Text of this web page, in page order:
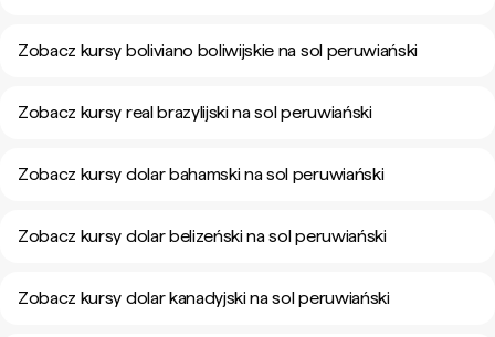
Zobacz kursy boliviano boliwijskie na sol peruwiański
Zobacz kursy real brazylijski na sol peruwiański
Zobacz kursy dolar bahamski na sol peruwiański
Zobacz kursy dolar belizeński na sol peruwiański
Zobacz kursy dolar kanadyjski na sol peruwiański